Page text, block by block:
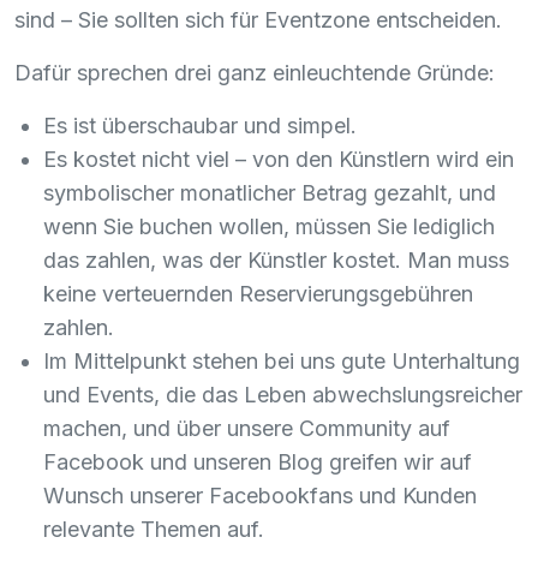
sind – Sie sollten sich für Eventzone entscheiden.
Dafür sprechen drei ganz einleuchtende Gründe:
Es ist überschaubar und simpel.
Es kostet nicht viel – von den Künstlern wird ein
symbolischer monatlicher Betrag gezahlt, und
wenn Sie buchen wollen, müssen Sie lediglich
das zahlen, was der Künstler kostet. Man muss
keine verteuernden Reservierungsgebühren
zahlen.
Im Mittelpunkt stehen bei uns gute Unterhaltung
und Events, die das Leben abwechslungsreicher
machen, und über unsere Community auf
Facebook und unseren Blog greifen wir auf
Wunsch unserer Facebookfans und Kunden
relevante Themen auf.